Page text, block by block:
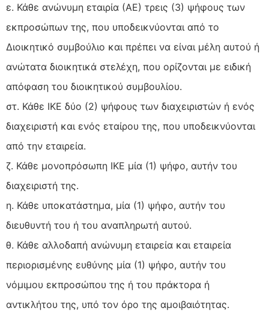
ε. Κάθε ανώνυμη εταιρία (ΑΕ) τρεις (3) ψήφους των
εκπροσώπων της, που υποδεικνύονται από το
Διοικητικό συμβούλιο και πρέπει να είναι μέλη αυτού ή
ανώτατα διοικητικά στελέχη, που ορίζονται με ειδική
απόφαση του διοικητικού συμβουλίου.
στ. Κάθε IKE δύο (2) ψήφους των διαχειριστών ή ενός
διαχειριστή και ενός εταίρου της, που υποδεικνύονται
από την εταιρεία.
ζ. Κάθε μονοπρόσωπη IKE μία (1) ψήφο, αυτήν του
διαχειριστή της.
η. Κάθε υποκατάστημα, μία (1) ψήφο, αυτήν του
διευθυντή του ή του αναπληρωτή αυτού.
θ. Κάθε αλλοδαπή ανώνυμη εταιρεία και εταιρεία
περιορισμένης ευθύνης μία (1) ψήφο, αυτήν του
νόμιμου εκπροσώπου της ή του πράκτορα ή
αντικλήτου της, υπό τον όρο της αμοιβαιότητας.